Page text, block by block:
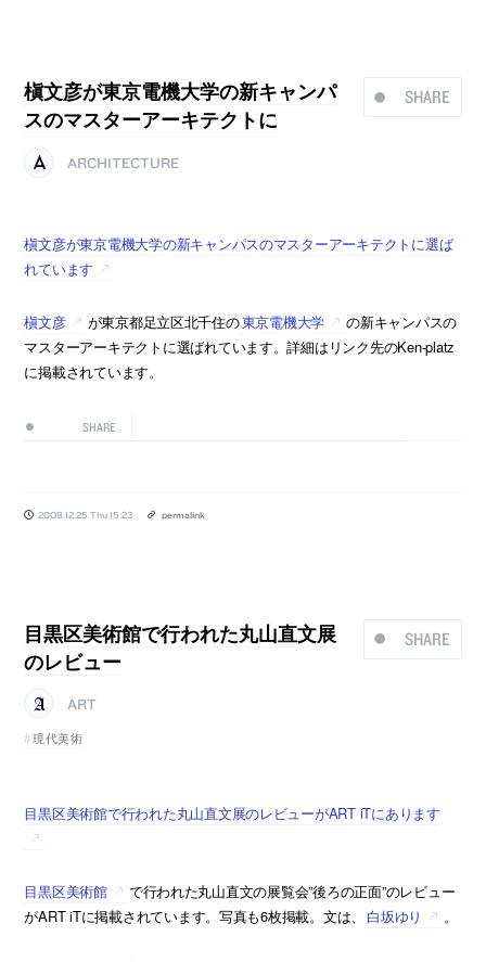
SHARE
槇文彦が東京電機大学の新キャンパ
スのマスターアーキテクトに
ARCHITECTURE
槇文彦が東京電機大学の新キャンパスのマスターアーキテクトに選ば
れています
槇文彦 が東京都足立区北千住の東京電機大学
の新キャンパスの
マスターアーキテクトに選ばれています。詳細はリンク先のKen-platz
に掲載されています。
SHARE
2008.12.25 Thu 15:23 permalink
SHARE
目黒区美術館で行われた丸山直文展
のレビュー
ART
現代美術
目黒区美術館で行われた丸山直文展のレビューがART iTにあります
目黒区美術館
で行われた丸山直文の展覧会”後ろの正面”のレビュー
がART iTに掲載されています。写真も6枚掲載。文は、
白坂ゆり 。